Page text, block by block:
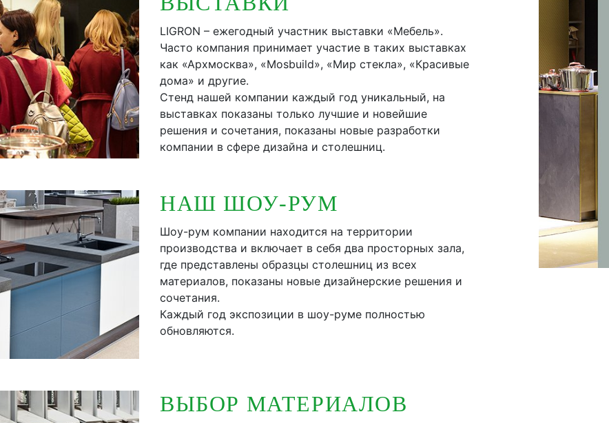
LIGRON – ежегодный участник выставки «Мебель».
Часто компания принимает участие в таких выставках
как «Архмосква», «Mosbuild», «Мир стекла», «Красивые
дома» и другие.
Стенд нашей компании каждый год уникальный, на
выставках показаны только лучшие и новейшие
решения и сочетания, показаны новые разработки
компании в сфере дизайна и столешниц.
НАШ ШОУ-РУМ
Шоу-рум компании находится на территории
производства и включает в себя два просторных зала,
где представлены образцы столешниц из всех
материалов, показаны новые дизайнерские решения и
сочетания.
Каждый год экспозиции в шоу-руме полностью
обновляются.
ВЫБОР МАТЕРИАЛОВ